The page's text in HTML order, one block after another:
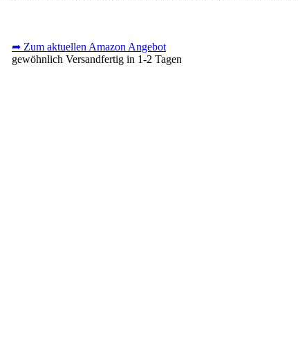
➦ Zum aktuellen Amazon Angebot
gewöhnlich Versandfertig in 1-2 Tagen